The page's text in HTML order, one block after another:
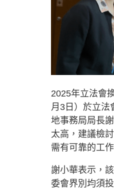
2025年立法會
月3日）於立法
地事務局局長
太高，建議檢
需有可靠的工
謝小華表示，
委會界別均須